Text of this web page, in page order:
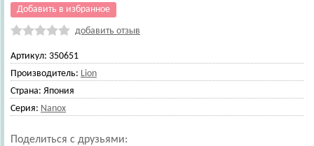
Добавить в избранное
добавить отзыв
Артикул: 350651
Производитель: Lion
Страна: Япония
Серия: Nanox
Поделиться с друзьями: